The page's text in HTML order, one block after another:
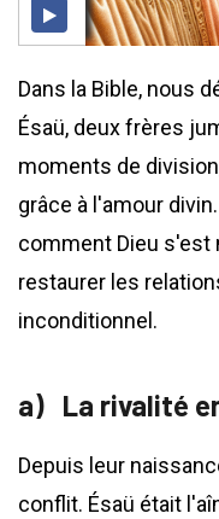
Dans la Bible, nous
Ésaü, deux frères
moments de
grâce à l'amour
comment Dieu s'est
restaurer les
inconditionnel.
La rivalité
Depuis leur
conflit. Ésaü était